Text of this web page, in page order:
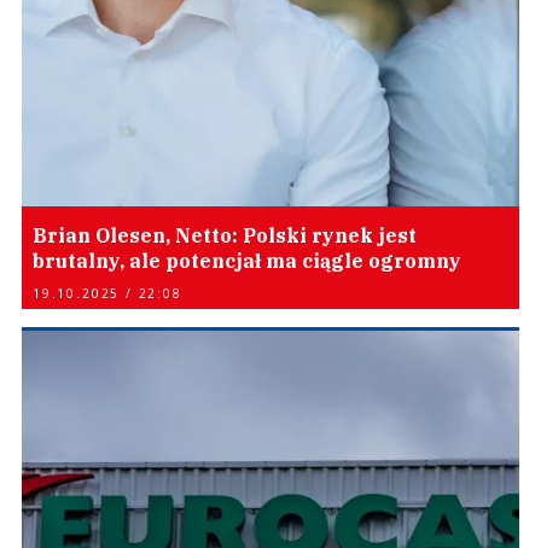
Brian Olesen, Netto: Polski rynek jest
brutalny, ale potencjał ma ciągle ogromny
19.10.2025 / 22:08